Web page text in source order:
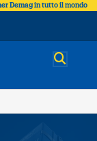
Demag in tutto il mondo